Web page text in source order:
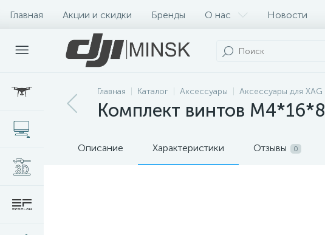
Главная Акции и скидки Бренды О нас Новости
Главная Каталог Аксессуары Аксессуары для XAG
Комплект винтов M4*16*8
Описание Характеристики Отзывы 0